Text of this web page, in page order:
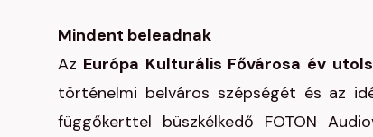
Mindent beleadnak
Az Európa Kulturális Fővárosa év
történelmi belváros szépségét és az
függőkerttel büszkélkedő FOTON